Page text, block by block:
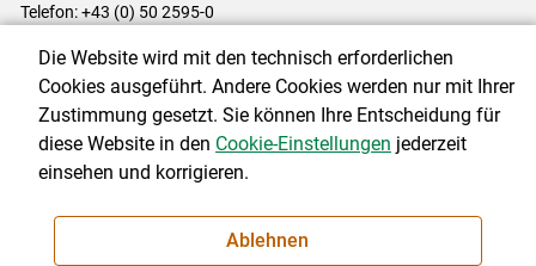
Telefon: +43 (0) 50 2595-0
Impressum|Kontakt|Datenschutzerklärung|Barrierefreiheit|
Cookie-Einstellungen
NEWSLETTER
Die Website wird mit den technisch erforderlichen
Cookies ausgeführt. Andere Cookies werden nur mit Ihrer
Zustimmung gesetzt. Sie können Ihre Entscheidung für
diese Website in den Cookie-Einstellungen jederzeit
einsehen und korrigieren.
Ablehnen